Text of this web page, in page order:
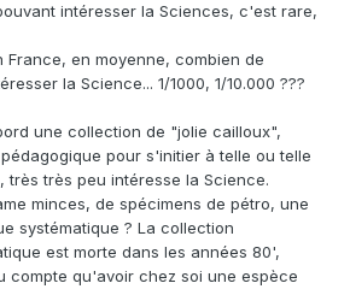
intéresser la Sciences, c'est rare,
France, en moyenne, combien de
la Science... 1/1000, 1/10.000 ???
une collection de "jolie cailloux",
pour s'initier à telle ou telle
très très peu intéresse la Science.
minces, de spécimens de pétro, une
systématique ? La collection
est morte dans les années 80',
compte qu'avoir chez soi une espèce